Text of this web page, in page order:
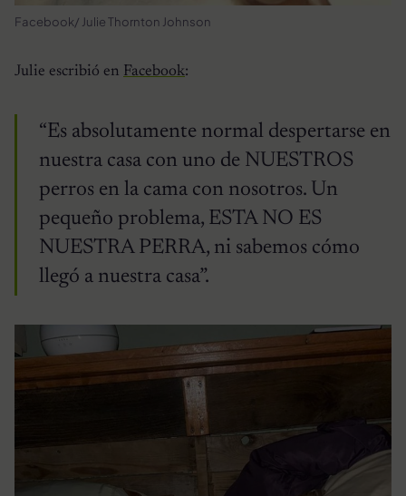
Facebook/ Julie Thornton Johnson
Julie escribió en Facebook:
“Es absolutamente normal despertarse en
nuestra casa con uno de NUESTROS
perros en la cama con nosotros. Un
pequeño problema, ESTA NO ES
NUESTRA PERRA, ni sabemos cómo
llegó a nuestra casa”.